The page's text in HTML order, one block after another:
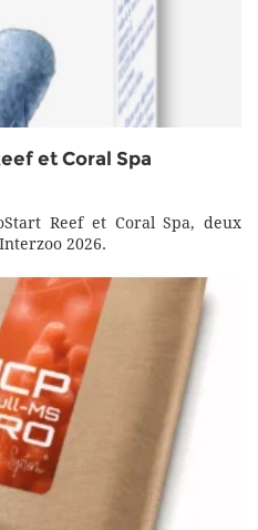
et Coral Spa
Reef et Coral Spa, deux
2026.